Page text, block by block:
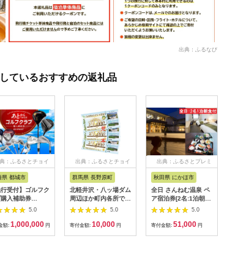
出典：ふるなび
ているおすすめの返礼品
：ふるさとチョイ
県 都城市
行受付】ゴルフク
購入補助券
円_GI-
都城市) ゴルフ
クラブ ダンロ
5.0
額: 1,000,000 円
出典：ふるさとチョイ
群馬県 長野原町
北軽井沢・八ッ場ダム
周辺ほか町内各所で利
用可能な長野原町ふる
さと感謝券（3,000円
分）
5.0
寄付金額: 10,000 円
出典：ふるさとプレミ
秋田県 にかほ市
全日 さんねむ温泉 ペ
ア宿泊券[2名:1泊朝食
付・スタンダードツイ
ン] 旅行券 チケット
5.0
寄付金額: 51,000 円